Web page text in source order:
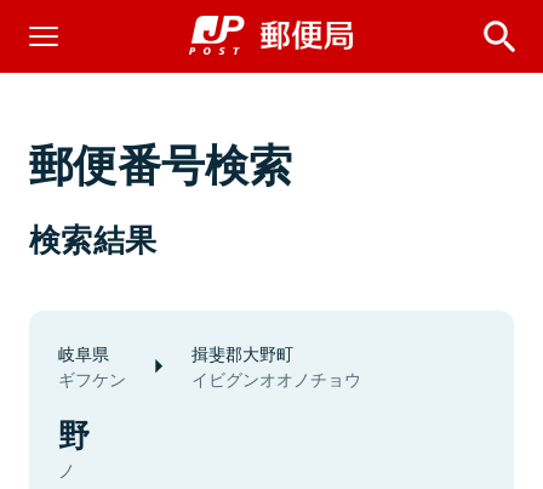
郵便番号検索
検索結果
岐阜県
ギフケン
揖斐郡大野町
イビグンオオノチョウ
野
ノ